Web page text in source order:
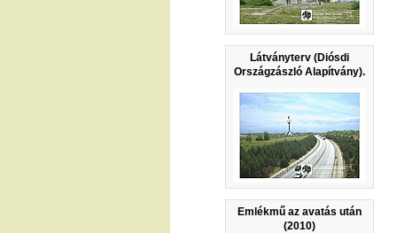
Látványterv (Diósdi
Országzászló Alapítvány).
Emlékmű az avatás után
(2010)